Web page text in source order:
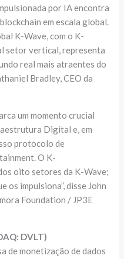
por IA encontra
em escala global.
K-Wave, com o K-
setor vertical, representa
real mais atraentes do
Bradley, CEO da
um momento crucial
Digital e, em
protocolo de
O K-
oito setores da K-Wave;
os impulsiona”, disse John
Foundation / JP3E
DVLT)
de monetização de dados